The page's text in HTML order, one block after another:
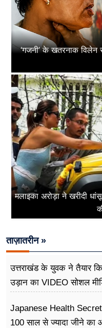
‘गजनी’ के खतरनाक विलेन
मलाइका अरोड़ा ने खरीदी
ताज़ातरीन »
उत्तराखंड के युवक ने तैयार
उड़ान का VIDEO सोशल
Japanese Health
100 साल से ज्यादा जीने का